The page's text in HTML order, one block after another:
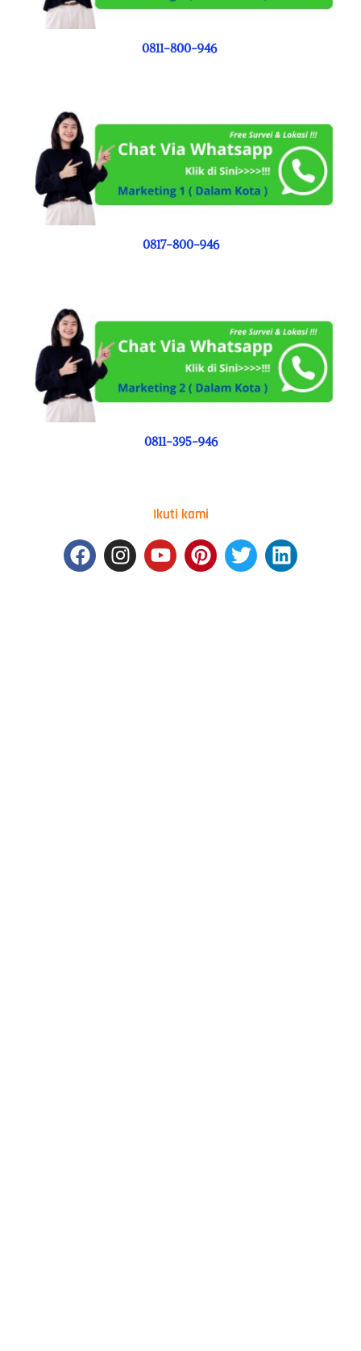
0811-800-946
0817-800-946
0811-395-946
Ikuti kami
FacebookInstagram
YoutubePinterest
TwitterLinkedin